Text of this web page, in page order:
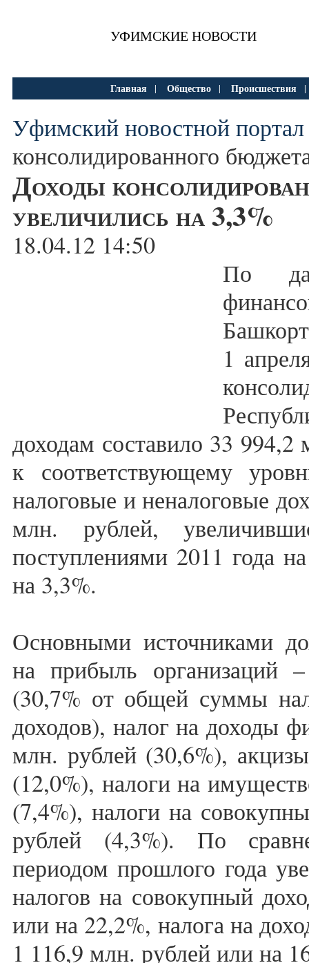
УФИМСКИЕ НОВОСТИ
Главная | Общество | Происшествия
Уфимский новостной портал
консолидированного
Доходы
увеличились на 3,3%
18.04.12 14:50
По
1
доходам составило 33
к соответствующему
налоговые и неналоговые
млн. рублей,
поступлениями 2011 года
на 3,3%.
Основными источниками
на прибыль организаций
(30,7% от общей суммы
доходов), налог на доходы
млн. рублей (30,6%),
(12,0%), налоги на
(7,4%), налоги на
рублей (4,3%). По
периодом прошлого года
налогов на совокупный
или на 22,2%, налога на
1 116,9 млн. рублей или на